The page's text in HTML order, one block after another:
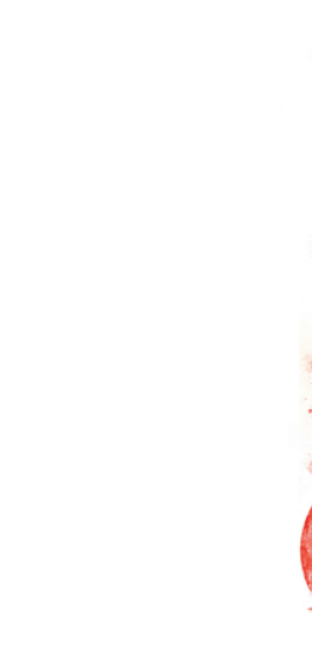
aquellos personajes casi
o Cvetkovic, quienes tuvieron su
Este diccionario es una
aficionado al fútbol que quiera